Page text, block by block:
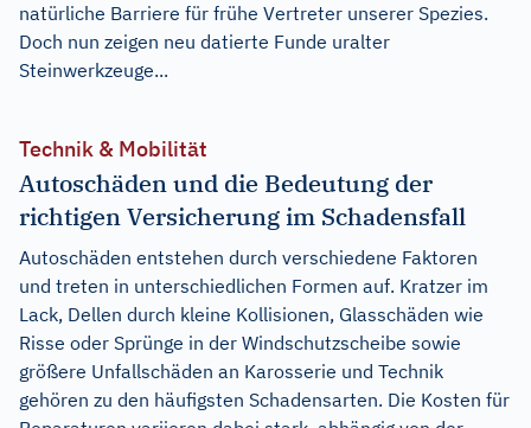
natürliche Barriere für frühe Vertreter unserer Spezies.
Doch nun zeigen neu datierte Funde uralter
Steinwerkzeuge...
Technik & Mobilität
Autoschäden und die Bedeutung der
richtigen Versicherung im Schadensfall
Autoschäden entstehen durch verschiedene Faktoren
und treten in unterschiedlichen Formen auf. Kratzer im
Lack, Dellen durch kleine Kollisionen, Glasschäden wie
Risse oder Sprünge in der Windschutzscheibe sowie
größere Unfallschäden an Karosserie und Technik
gehören zu den häufigsten Schadensarten. Die Kosten für